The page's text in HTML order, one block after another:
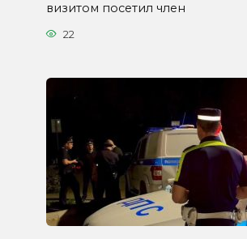
визитом посетил член
22